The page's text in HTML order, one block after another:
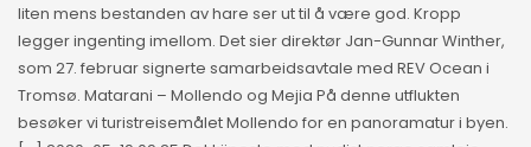
liten mens bestanden av hare ser ut til å være god. Kropp
legger ingenting imellom. Det sier direktør Jan-Gunnar Winther,
som 27. februar signerte samarbeidsavtale med REV Ocean i
Tromsø. Matarani – Mollendo og Mejia På denne utflukten
besøker vi turistreisemålet Mollendo for en panoramatur i byen.